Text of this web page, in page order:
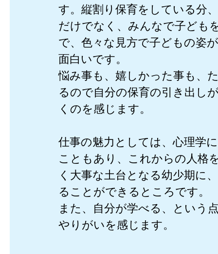
す。縦割り保育をしている分
だけでなく、みんなで子ども
で、色々な見方で子どもの姿
面白いです。
悩み事も、嬉しかった事も、
るので自分の保育の引き出し
くのを感じます。
仕事の魅力としては、心理学
こともあり、これからの人格
く大事な土台となる幼少期に
ることができるところです。
また、自分が学べる、という
やりがいを感じます。